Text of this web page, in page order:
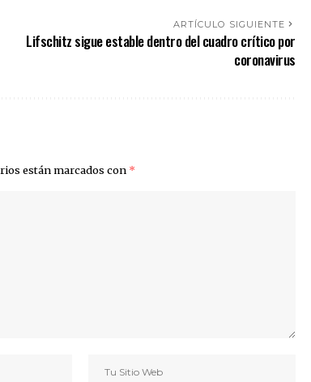
ARTÍCULO SIGUIENTE
Lifschitz sigue estable dentro del cuadro crítico por
coronavirus
están marcados con *